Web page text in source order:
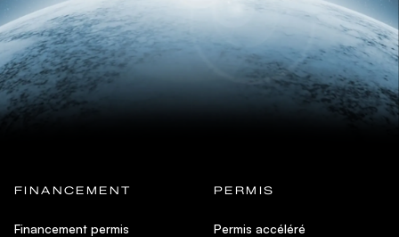
FINANCEMENT
Financement permis
PERMIS
Permis accéléré